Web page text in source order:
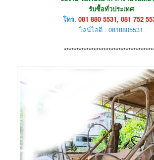
รับซื้อทั่วประเทศ
โทร. 081 880 5531, 081 752
ไลน์ไอดี : 0818805531